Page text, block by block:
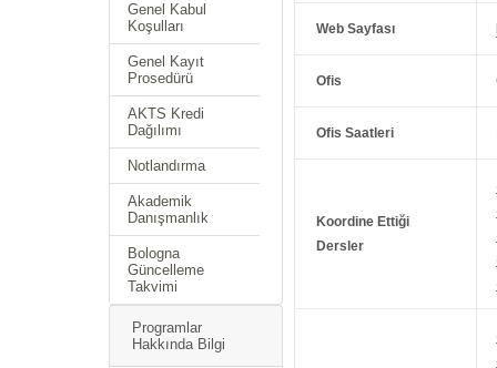
Genel Kabul
Koşulları
Genel Kayıt
Prosedürü
AKTS Kredi
Dağılımı
Notlandırma
Akademik
Danışmanlık
Bologna
Güncelleme
Takvimi
Programlar
Hakkında Bilgi
Web Sayfası
Ofis
Ofis Saatleri
Koordine Ettiği
Dersler